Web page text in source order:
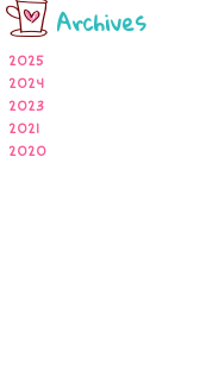
Archives
2025
2024
2023
2021
2020